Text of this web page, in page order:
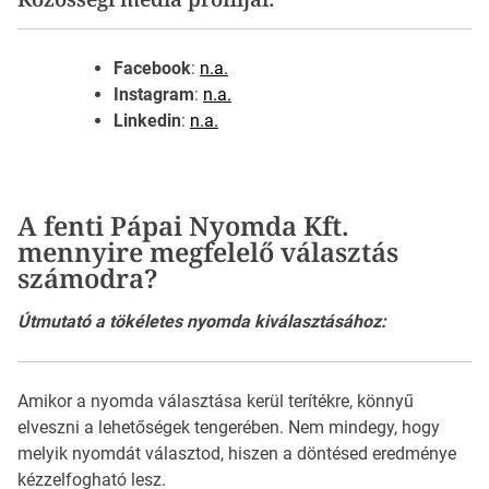
Facebook: n.a.
Instagram: n.a.
Linkedin: n.a.
A fenti Pápai Nyomda Kft.
mennyire megfelelő választás
számodra?
Útmutató a tökéletes nyomda kiválasztásához:
Amikor a nyomda választása kerül terítékre, könnyű
elveszni a lehetőségek tengerében. Nem mindegy, hogy
melyik nyomdát választod, hiszen a döntésed eredménye
kézzelfogható lesz.